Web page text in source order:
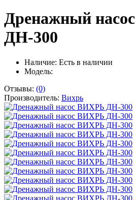
Дренажный
ДН-300
Наличие: Есть в наличии
Модель:
Отзывы: (0)
Производитель: Вихрь